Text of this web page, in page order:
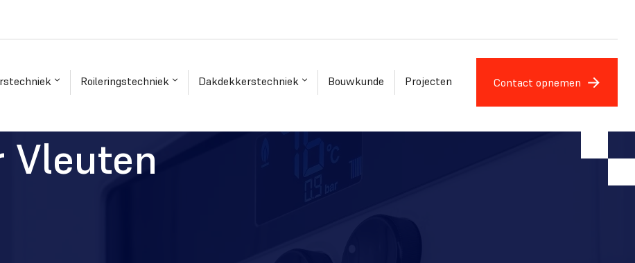
Roileringstechniek Dakdekkerstechniek Bouwkunde Projecten Contact opnemen
Vleuten